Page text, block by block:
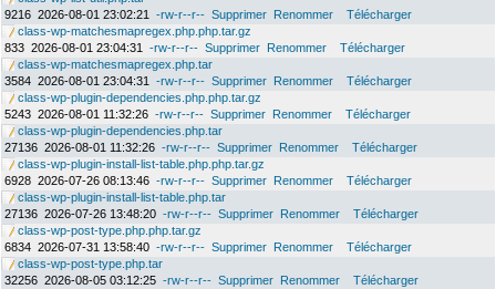
9216 2026-08-01 23:02:21 -rw-r--r-- Supprimer Renommer
Télécharger
class-wp-matchesmapregex.php.php.tar.gz
833 2026-08-01 23:04:31 -rw-r--r-- Supprimer Renommer
Télécharger
class-wp-matchesmapregex.php.tar
3584 2026-08-01 23:04:31 -rw-r--r-- Supprimer Renommer
Télécharger
class-wp-plugin-dependencies.php.php.tar.gz
5243 2026-08-01 11:32:26 -rw-r--r-- Supprimer Renommer
Télécharger
class-wp-plugin-dependencies.php.tar
27136 2026-08-01 11:32:26 -rw-r--r-- Supprimer Renommer
Télécharger
class-wp-plugin-install-list-table.php.php.tar.gz
6928 2026-07-26 08:13:46 -rw-r--r-- Supprimer Renommer
Télécharger
class-wp-plugin-install-list-table.php.tar
27136 2026-07-26 13:48:20 -rw-r--r-- Supprimer Renommer
Télécharger
class-wp-post-type.php.php.tar.gz
6834 2026-07-31 13:58:40 -rw-r--r-- Supprimer Renommer
Télécharger
class-wp-post-type.php.tar
32256 2026-08-05 03:12:25 -rw-r--r-- Supprimer Renommer
Télécharger